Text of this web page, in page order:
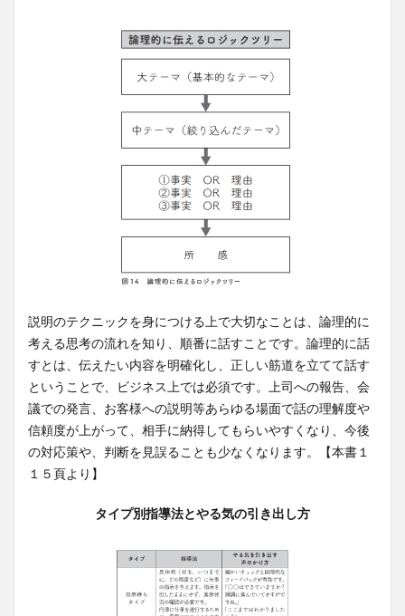
説明のテクニックを身につける上で大切なことは、論理的に
考える思考の流れを知り、順番に話すことです。論理的に話
すとは、伝えたい内容を明確化し、正しい筋道を立てて話す
ということで、ビジネス上では必須です。上司への報告、会
議での発言、お客様への説明等あらゆる場面で話の理解度や
信頼度が上がって、相手に納得してもらいやすくなり、今後
の対応策や、判断を見誤ることも少なくなります。【本書１
１５頁より】
タイプ別指導法とやる気の引き出し方